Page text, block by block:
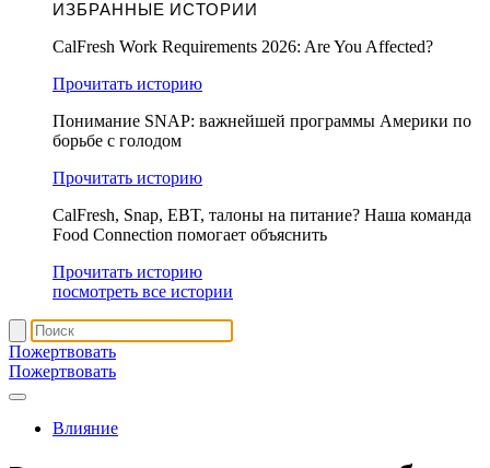
ИЗБРАННЫЕ ИСТОРИИ
CalFresh Work Requirements 2026: Are You Affected?
Прочитать историю
Понимание SNAP: важнейшей программы Америки по
борьбе с голодом
Прочитать историю
CalFresh, Snap, EBT, талоны на питание? Наша команда
Food Connection помогает объяснить
Прочитать историю
посмотреть все истории
Пожертвовать
Пожертвовать
Влияние